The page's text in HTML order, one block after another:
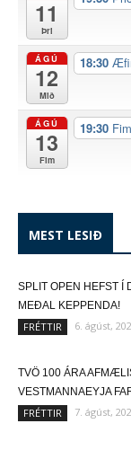
11
Þri
ÁGÚ
12
Mið
18:30
ÁGÚ
13
Fim
19:30
MEST LESIÐ
SPLIT OPEN HEFST Í
MEÐAL KEPPENDA!
FRÉTTIR 6. ágúst,
TVÖ 100 ÁRA
VESTMANNAEYJA
FRÉTTIR 7. ágúst,